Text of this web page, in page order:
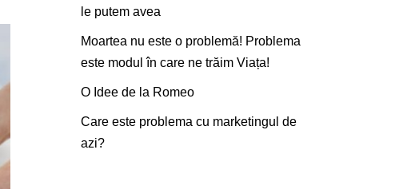
le putem avea
Moartea nu este o problemă! Problema
este modul în care ne trăim Viața!
O Idee de la Romeo
Care este problema cu marketingul de
azi?